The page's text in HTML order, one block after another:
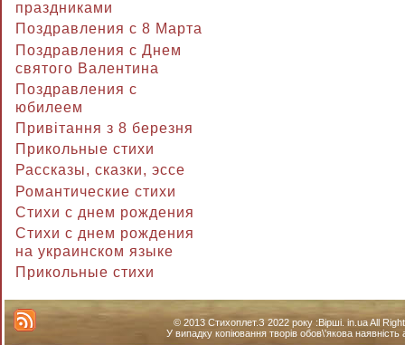
праздниками
Поздравления с 8 Марта
Поздравления с Днем
святого Валентина
Поздравления с
юбилеем
Привітання з 8 березня
Прикольные стихи
Рассказы, сказки, эссе
Романтические стихи
Стихи с днем рождения
Стихи с днем рождения
на украинском языке
Прикольные стихи
© 2013 Стихоплет.З 2022 року :Вірші. in.ua All
У випадку копіювання творів обов\'якова наявність